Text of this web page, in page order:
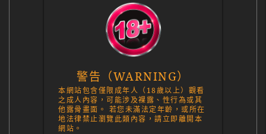
警告（WARNING）
本網站包含僅限成年人（18歲以上）觀看
之成人內容，可能涉及裸露、性行為或其
他露骨畫面。 若您未滿法定年齡，或所在
地法律禁止瀏覽此類內容，請立即離開本
網站。